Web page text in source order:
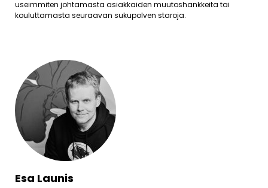
useimmiten johtamasta asiakkaiden muutoshankkeita tai
kouluttamasta seuraavan sukupolven staroja.
Esa Launis